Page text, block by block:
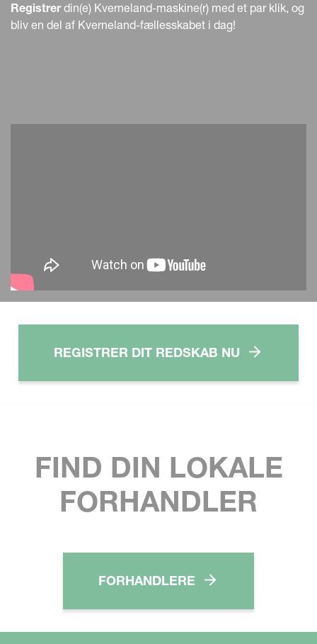
Registrer din(e) Kverneland-maskine(r) med et par klik, og
bliv en del af Kverneland-fællesskabet i dag!
REGISTRER DIT REDSKAB NU
FIND DIN LOKALE
FORHANDLER
FORHANDLERE